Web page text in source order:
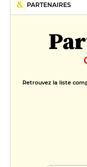
PARTENAIRES
Retrouvez la liste